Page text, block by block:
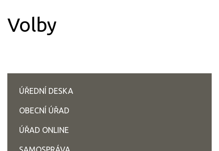
Volby
ÚŘEDNÍ DESKA
OBECNÍ ÚŘAD
ÚŘAD ONLINE